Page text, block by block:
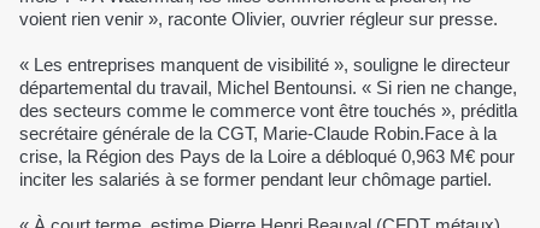
voient rien venir », raconte Olivier, ouvrier régleur sur presse.
« Les entreprises manquent de visibilité », souligne le directeur
départemental du travail, Michel Bentounsi. « Si rien ne change,
des secteurs comme le commerce vont être touchés », préditla
secrétaire générale de la CGT, Marie-Claude Robin.Face à la
crise, la Région des Pays de la Loire a débloqué 0,963 M€ pour
inciter les salariés à se former pendant leur chômage partiel.